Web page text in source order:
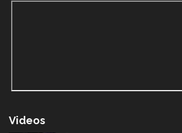
Videos